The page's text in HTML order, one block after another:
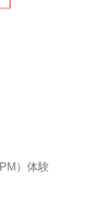
）体験